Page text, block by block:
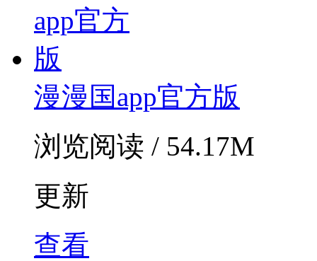
漫漫国app官方版
浏览阅读 / 54.17M
更新
查看